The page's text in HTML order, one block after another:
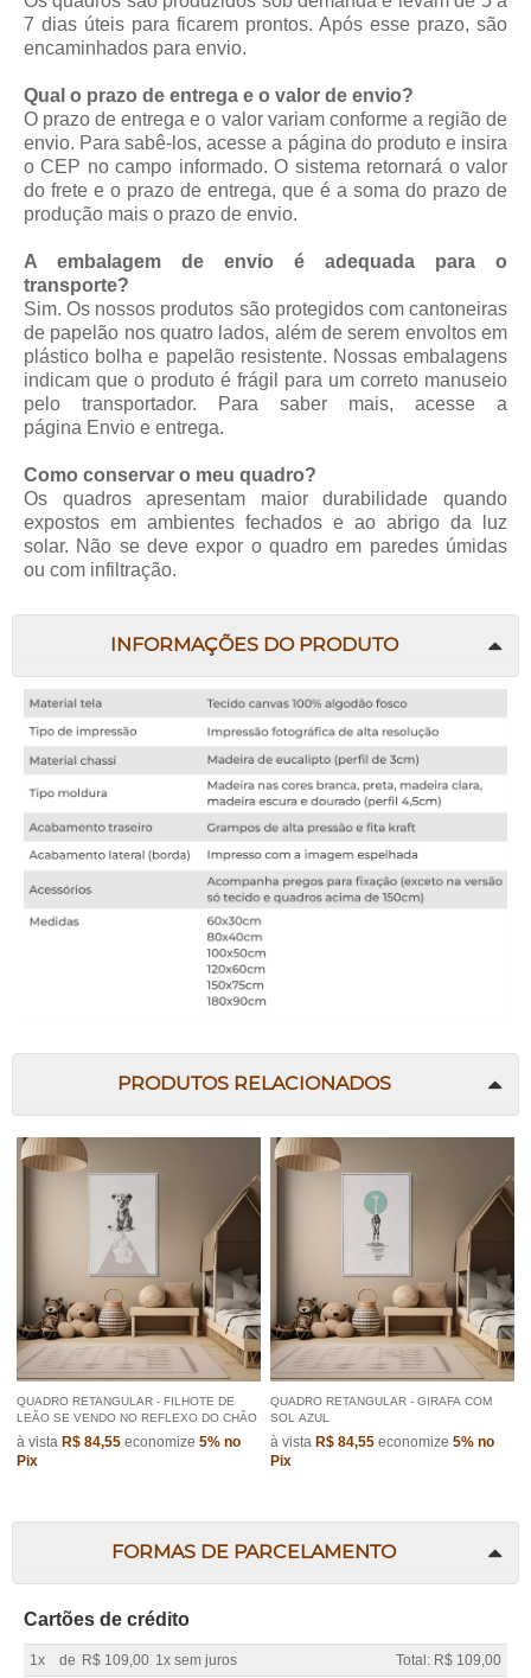
7 dias úteis para ficarem prontos. Após esse prazo, são
encaminhados para envio.
Qual o prazo de entrega e o valor de envio?
O prazo de entrega e o valor variam conforme a região de
envio. Para sabê-los, acesse a página do produto e insira
o CEP no campo informado. O sistema retornará o valor
do frete e o prazo de entrega, que é a soma do prazo de
produção mais o prazo de envio.
A embalagem de envio é adequada para o
transporte?
Sim. Os nossos produtos são protegidos com cantoneiras
de papelão nos quatro lados, além de serem envoltos em
plástico bolha e papelão resistente. Nossas embalagens
indicam que o produto é frágil para um correto manuseio
pelo transportador. Para saber mais, acesse a
página Envio e entrega.
Como conservar o meu quadro?
Os quadros apresentam maior durabilidade quando
expostos em ambientes fechados e ao abrigo da luz
solar. Não se deve expor o quadro em paredes úmidas
ou com infiltração.
INFORMAÇÕES DO PRODUTO
PRODUTOS RELACIONADOS
QUADRO RETANGULAR - FILHOTE DE
LEÃO SE VENDO NO REFLEXO DO CHÃO
à vista R$ 84,55 economize 5% no
Pix
QUADRO RETANGULAR - GIRAFA COM
SOL AZUL
à vista R$ 84,55 economize 5% no
Pix
FORMAS DE PARCELAMENTO
Cartões de crédito
1x de R$ 109,00 1x sem juros
Total: R$ 109,00